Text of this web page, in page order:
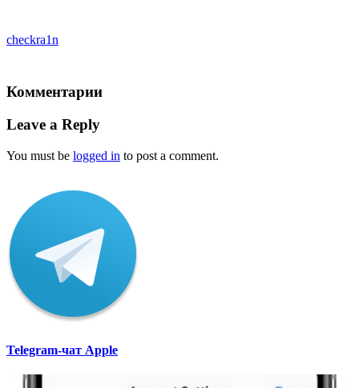
checkra1n
Комментарии
Leave a Reply
You must be logged in to post a comment.
Telegram-чат Apple